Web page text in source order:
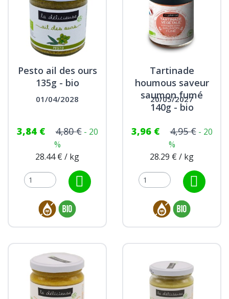
Pesto ail des ours
135g - bio
01/04/2028
3,84 € 4,80 € - 20
%
28.44 € / kg
Tartinade
houmous saveur
saumon fumé
140g - bio
20/05/2027
3,96 € 4,95 € - 20
%
28.29 € / kg